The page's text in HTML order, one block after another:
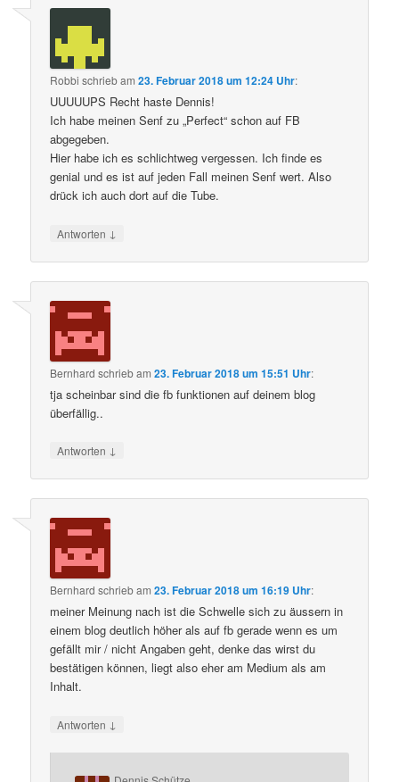
Robbi schriebam23. Februar 2018 um 12:24 Uhr:
UUUUUPS Recht haste Dennis!
Ich habe meinen Senf zu „Perfect“ schon auf FB
abgegeben.
Hier habe ich es schlichtweg vergessen. Ich finde es
genial und es ist auf jeden Fall meinen Senf wert. Also
drück ich auch dort auf die Tube.
Antworten ↓
Bernhard schriebam23. Februar 2018 um 15:51 Uhr:
tja scheinbar sind die fb funktionen auf deinem blog
überfällig..
Antworten ↓
Bernhard schriebam23. Februar 2018 um 16:19 Uhr:
meiner Meinung nach ist die Schwelle sich zu äussern in
einem blog deutlich höher als auf fb gerade wenn es um
gefällt mir / nicht Angaben geht, denke das wirst du
bestätigen können, liegt also eher am Medium als am
Inhalt.
Antworten ↓